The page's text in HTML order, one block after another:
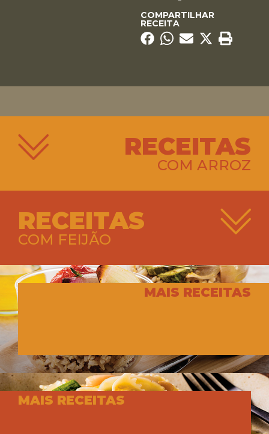
COMPARTILHAR
RECEITA
RECEITAS
COM ARROZ
RECEITAS
COM FEIJÃO
MAIS RECEITAS
MAIS RECEITAS